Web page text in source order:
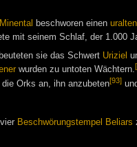
Minental beschworen einen
mit seinem Schlaf, der 1.000
sie das Schwert Uriziel
wurden zu untoten Wächtern.
Orks an, ihn anzubeten[93]
Beschwörungstempel Beliars